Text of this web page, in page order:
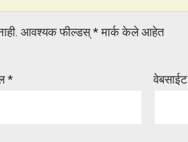
आवश्यक फील्डस्*मार्क केले आहेत
* वेबसाईट